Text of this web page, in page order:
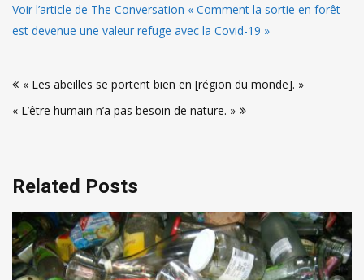
Voir l’article de The Conversation « Comment la sortie en forêt
est devenue une valeur refuge avec la Covid-19 »
de
l’article
« Les abeilles se portent bien en [région du monde]. »
« L’être humain n’a pas besoin de nature. »
Related Posts